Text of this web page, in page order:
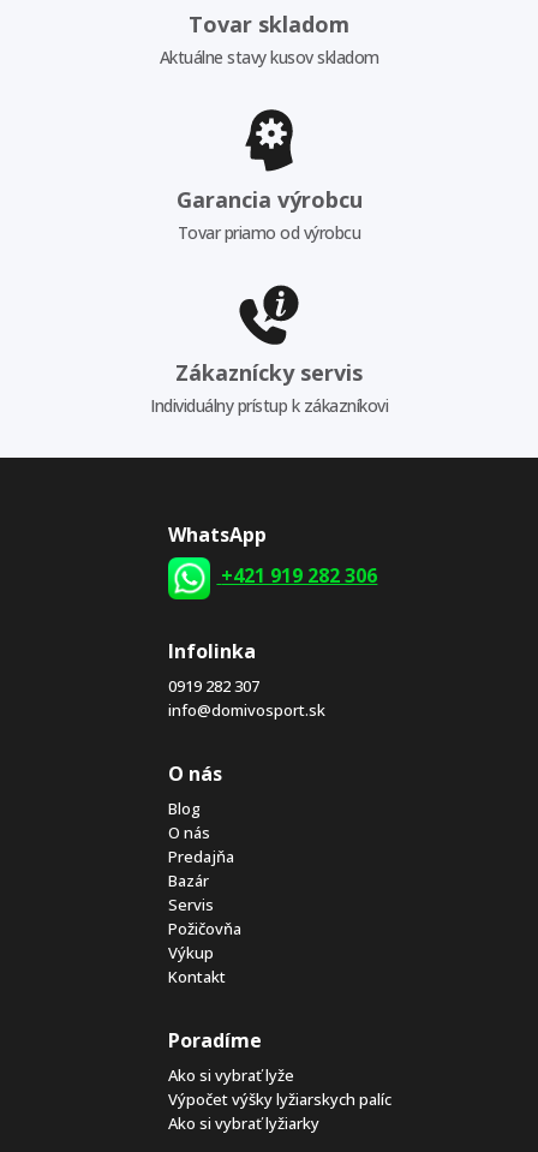
Tovar skladom
Aktuálne stavy kusov skladom
Garancia výrobcu
Tovar priamo od výrobcu
Zákaznícky servis
Individuálny prístup k zákazníkovi
WhatsApp
+421 919 282 306
Infolinka
0919 282 307
info@domivosport.sk
O nás
Blog
O nás
Predajňa
Bazár
Servis
Požičovňa
Výkup
Kontakt
Poradíme
Ako si vybrať lyže
Výpočet výšky lyžiarskych palíc
Ako si vybrať lyžiarky